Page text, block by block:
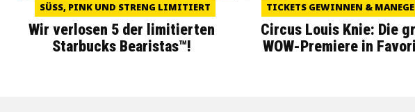
SÜSS, PINK UND STRENG LIMITIERT
Wir verlosen 5 der limitierten
Starbucks Bearistas™!
TICKETS GEWINNEN &
Circus Louis Knie: Die
WOW-Premiere in